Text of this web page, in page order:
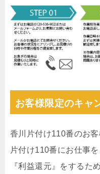
お客様限定のキャ
香川片付け110番のお
片付け110番にお仕事
『利益還元』をするた